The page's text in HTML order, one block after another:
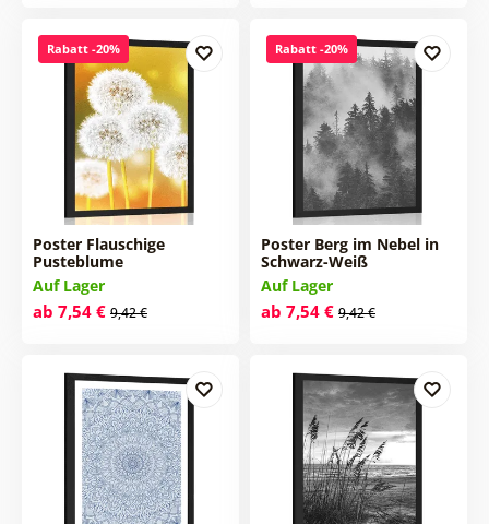
Rabatt -20%
Poster Flauschige
Pusteblume
Auf Lager
ab 7,54 € 9,42 €
Rabatt -20%
Poster Berg im Nebel in
Schwarz-Weiß
Auf Lager
ab 7,54 € 9,42 €